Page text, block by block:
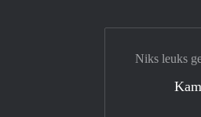
Niks leuks